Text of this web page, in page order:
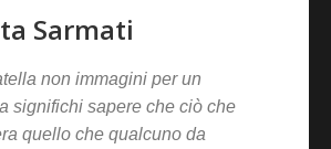
Sarmati
non immagini per un
significhi sapere che ciò che
quello che qualcuno da